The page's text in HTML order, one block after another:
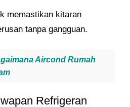
memastikan kitaran
tanpa gangguan.
Aircond Rumah
Refrigeran